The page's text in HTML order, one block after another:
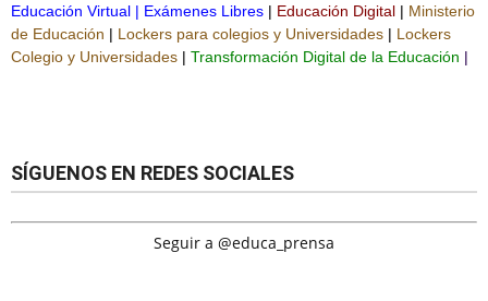
Educación Virtual | Exámenes Libres | Educación Digital | Ministerio
de Educación | Lockers para colegios y Universidades | Lockers
Colegio y Universidades | Transformación Digital de la Educación |
SÍGUENOS EN REDES SOCIALES
Seguir a @educa_prensa